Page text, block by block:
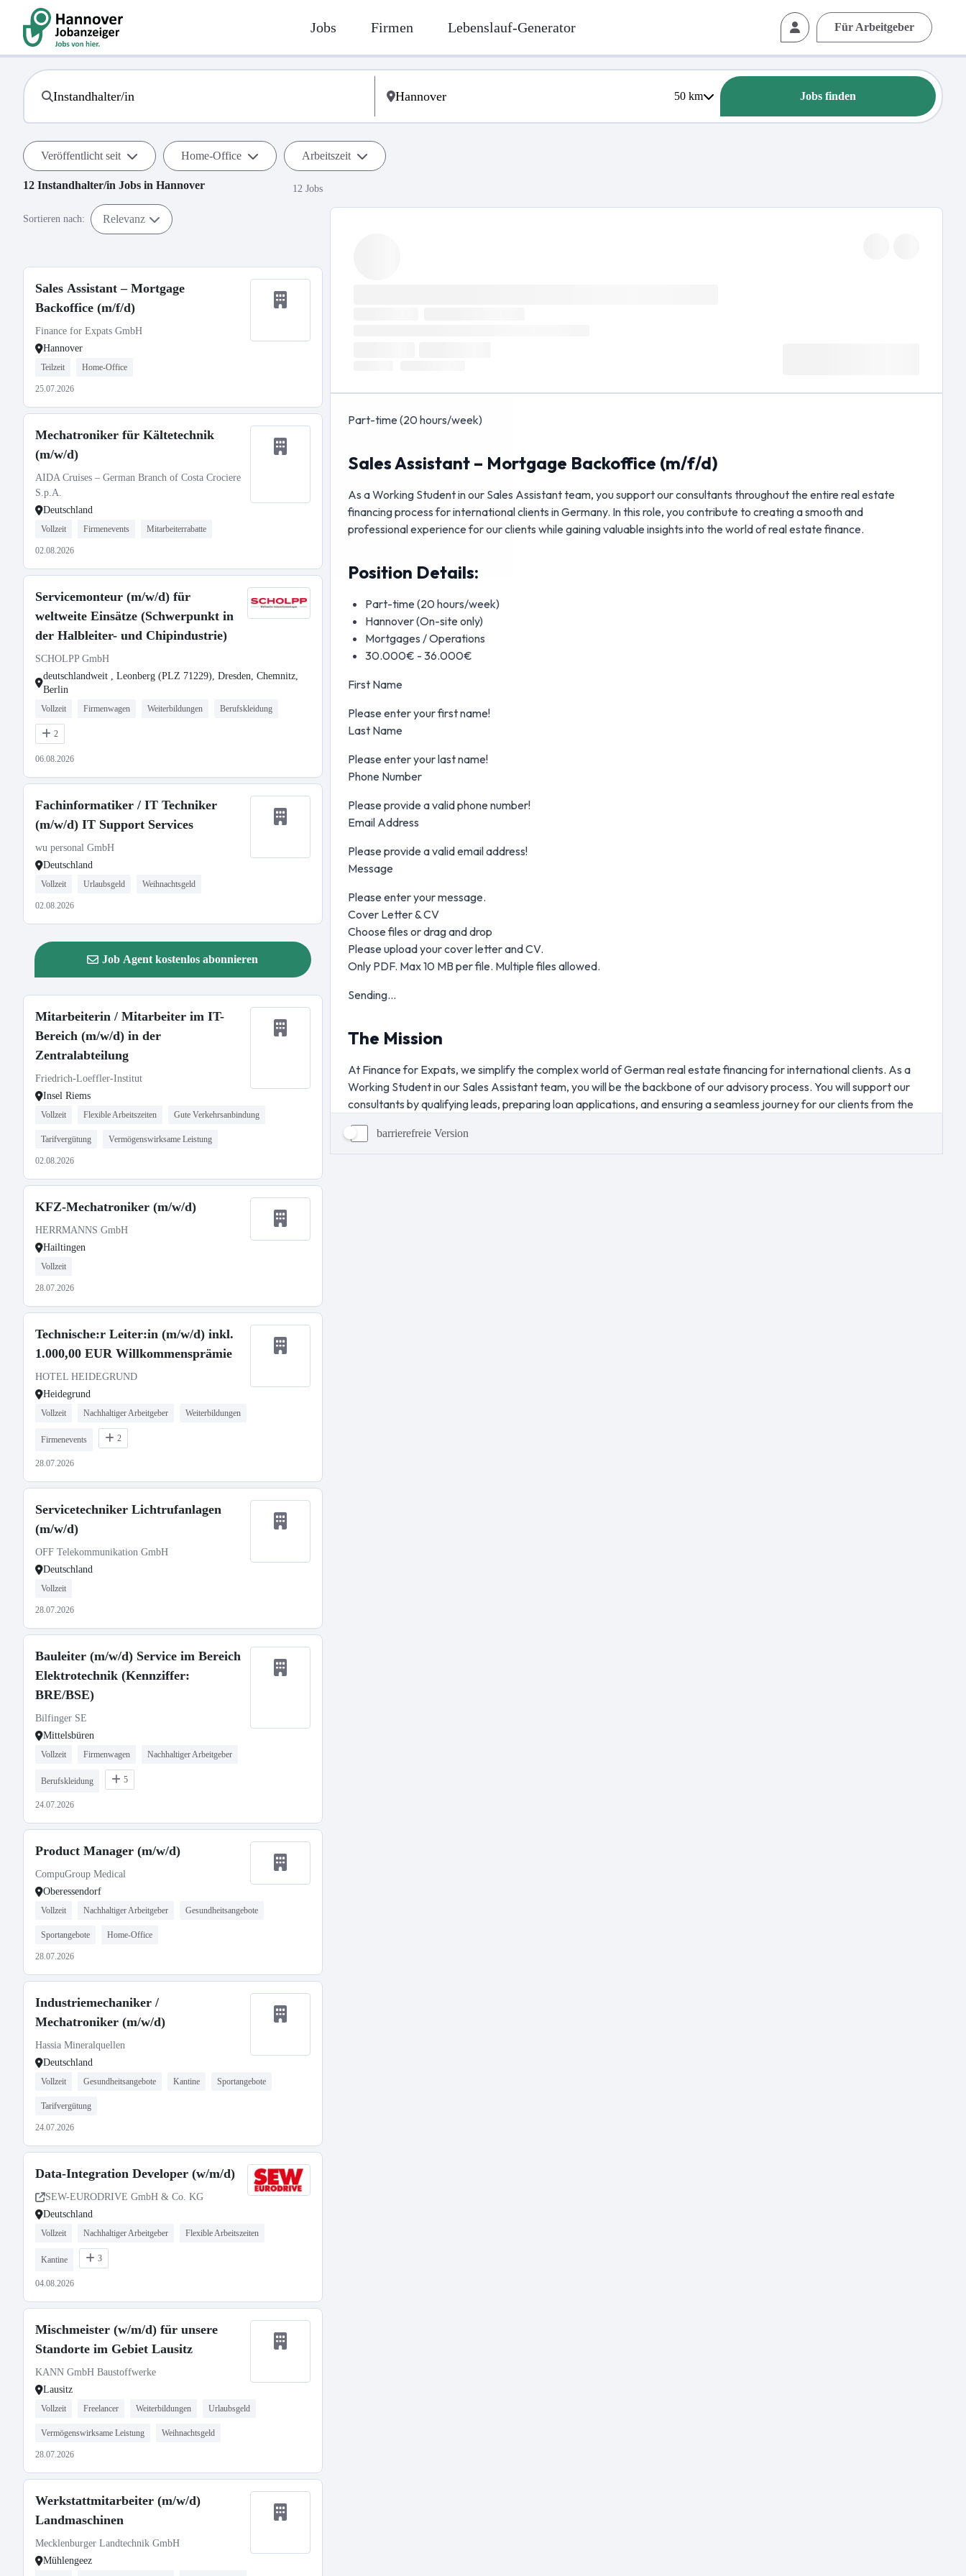
Jobs Firmen Lebenslauf-Generator Für Arbeitgeber
50km Jobs finden
Veröffentlicht seit Home-Office Arbeitszeit
12 Instandhalter/in Jobs in Hannover 12 Jobs
Sortieren nach: Relevanz
Sales Assistant – Mortgage
Backoffice (m/f/d)
Finance for Expats GmbH
Hannover
Teilzeit Home-Office
25.07.2026
Mechatroniker für Kältetechnik
(m/w/d)
AIDA Cruises – German Branch of Costa Crociere
S.p.A.
Deutschland
Vollzeit Firmenevents Mitarbeiterrabatte
02.08.2026
Servicemonteur (m/w/d) für
weltweite Einsätze (Schwerpunkt in
der Halbleiter- und Chipindustrie)
SCHOLPP GmbH
deutschlandweit , Leonberg (PLZ 71229), Dresden, Chemnitz,
Berlin
Vollzeit Firmenwagen Weiterbildungen Berufskleidung
2
06.08.2026
Fachinformatiker / IT Techniker
(m/w/d) IT Support Services
wu personal GmbH
Deutschland
Vollzeit Urlaubsgeld Weihnachtsgeld
02.08.2026
Job Agent kostenlos abonnieren
Mitarbeiterin / Mitarbeiter im IT-
Bereich (m/w/d) in der
Zentralabteilung
Friedrich-Loeffler-Institut
Insel Riems
Vollzeit Flexible Arbeitszeiten Gute Verkehrsanbindung
Tarifvergütung Vermögenswirksame Leistung
02.08.2026
KFZ-Mechatroniker (m/w/d)
HERRMANNS GmbH
Hailtingen
Vollzeit
28.07.2026
Technische:r Leiter:in (m/w/d) inkl.
1.000,00 EUR Willkommensprämie
HOTEL HEIDEGRUND
Heidegrund
Vollzeit Nachhaltiger Arbeitgeber Weiterbildungen
Firmenevents 2
28.07.2026
Servicetechniker Lichtrufanlagen
(m/w/d)
OFF Telekommunikation GmbH
Deutschland
Vollzeit
28.07.2026
Bauleiter (m/w/d) Service im Bereich
Elektrotechnik (Kennziffer:
BRE/BSE)
Bilfinger SE
Mittelsbüren
Vollzeit Firmenwagen Nachhaltiger Arbeitgeber
Berufskleidung 5
24.07.2026
Product Manager (m/w/d)
CompuGroup Medical
Oberessendorf
Vollzeit Nachhaltiger Arbeitgeber Gesundheitsangebote
Sportangebote Home-Office
28.07.2026
Industriemechaniker /
Mechatroniker (m/w/d)
Hassia Mineralquellen
Deutschland
Vollzeit Gesundheitsangebote Kantine Sportangebote
Tarifvergütung
24.07.2026
Data-Integration Developer (w/m/d)
SEW-EURODRIVE GmbH & Co. KG
Deutschland
Vollzeit Nachhaltiger Arbeitgeber Flexible Arbeitszeiten
Kantine 3
04.08.2026
Mischmeister (w/m/d) für unsere
Standorte im Gebiet Lausitz
KANN GmbH Baustoffwerke
Lausitz
Vollzeit Freelancer Weiterbildungen Urlaubsgeld
Vermögenswirksame Leistung Weihnachtsgeld
28.07.2026
Werkstattmitarbeiter (m/w/d)
Landmaschinen
Mecklenburger Landtechnik GmbH
Mühlengeez
barrierefreie Version